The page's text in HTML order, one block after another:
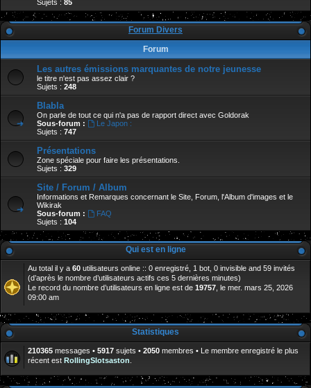
Sujets : 85
Forum Divers
Forum
Les autres émissions marquantes de notre jeunesse
le titre n'est pas assez clair ?
Sujets : 248
Blabla
On parle de tout ce qui n'a pas de rapport direct avec Goldorak
Sous-forum :
Le Japon :
Sujets : 747
Présentations
Zone spéciale pour faire les présentations.
Sujets : 329
Site / Forum / Album
Informations et Remarques concernant le Site, Forum, l'Album d'images et le
Wikirak
Sous-forum :
FAQ
Sujets : 104
Qui est en ligne
Au total il y a 60 utilisateurs online :: 0 enregistré, 1 bot, 0 invisible and 59 invités
(d’après le nombre d’utilisateurs actifs ces 5 dernières minutes)
Le record du nombre d’utilisateurs en ligne est de 19757 , le mer. mars 25, 2026
09:00 am
Statistiques
210365 messages • 5917 sujets • 2050 membres • Le membre enregistré le plus
récent est RollingSlotsaston